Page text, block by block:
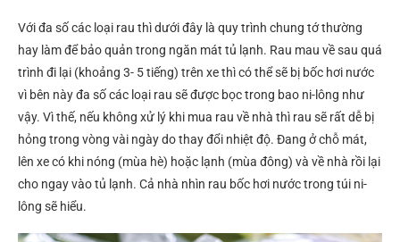
Với đa số các loại rau thì dưới đây là quy trình chung tớ thường
hay làm để bảo quản trong ngăn mát tủ lạnh. Rau mau về sau quá
trình đi lại (khoảng 3- 5 tiếng) trên xe thì có thể sẽ bị bốc hơi nước
vì bên này đa số các loại rau sẽ được bọc trong bao ni-lông như
vậy. Vì thế, nếu không xử lý khi mua rau về nhà thì rau sẽ rất dễ bị
hỏng trong vòng vài ngày do thay đổi nhiệt độ. Đang ở chỗ mát,
lên xe có khi nóng (mùa hè) hoặc lạnh (mùa đông) và về nhà rồi lại
cho ngay vào tủ lạnh. Cả nhà nhìn rau bốc hơi nước trong túi ni-
lông sẽ hiểu.